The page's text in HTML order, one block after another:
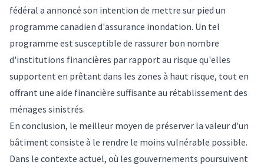
fédéral a annoncé son intention de mettre sur pied un
programme canadien d'assurance inondation. Un tel
programme est susceptible de rassurer bon nombre
d'institutions financières par rapport au risque qu'elles
supportent en prêtant dans les zones à haut risque, tout en
offrant une aide financière suffisante au rétablissement des
ménages sinistrés.
En conclusion, le meilleur moyen de préserver la valeur d'un
bâtiment consiste à le rendre le moins vulnérable possible.
Dans le contexte actuel, où les gouvernements poursuivent